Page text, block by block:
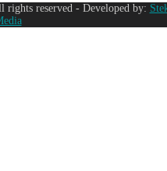
reserved - Developed by: